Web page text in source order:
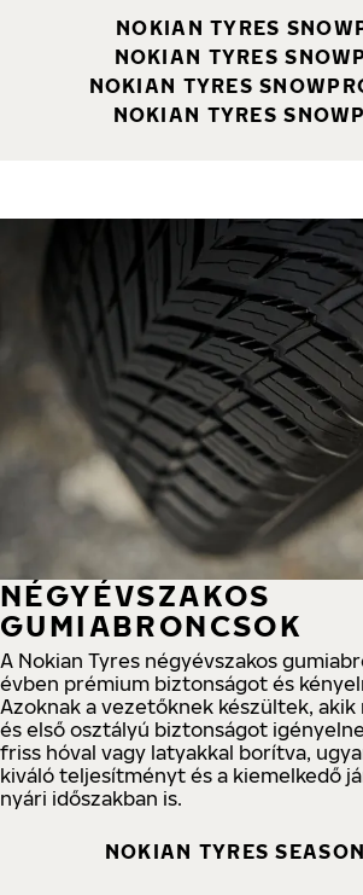
NOKIAN TYRES
NOKIAN TYRES
NOKIAN TYRES
NOKIAN TYRES
NÉGYÉVSZAKOS
GUMIABRONCSOK
A Nokian Tyres négyévszakos
évben prémium biztonságot és
Azoknak a vezetőknek készültek,
és első osztályú biztonságot
friss hóval vagy latyakkal borítva,
kiváló teljesítményt és a kiemelkedő
nyári időszakban is.
NOKIAN TYRES